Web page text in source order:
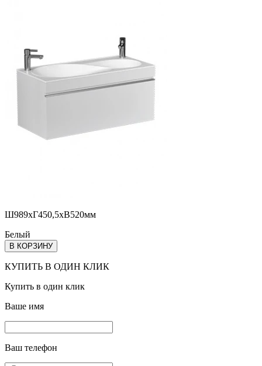
Ш989хГ450,5хВ520мм
Белый
В КОРЗИНУ
КУПИТЬ В ОДИН КЛИК
Купить в один клик
Ваше имя
Ваш телефон